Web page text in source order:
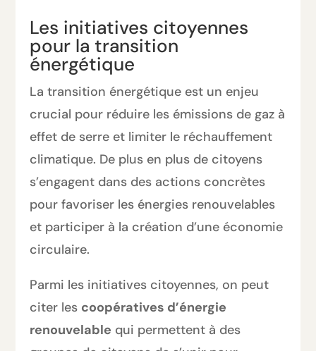
Les initiatives citoyennes
pour la transition
énergétique
La transition énergétique est un enjeu
crucial pour réduire les émissions de gaz à
effet de serre et limiter le réchauffement
climatique. De plus en plus de citoyens
s’engagent dans des actions concrètes
pour favoriser les énergies renouvelables
et participer à la création d’une économie
circulaire.
Parmi les initiatives citoyennes, on peut
citer les coopératives d’énergie
renouvelable qui permettent à des